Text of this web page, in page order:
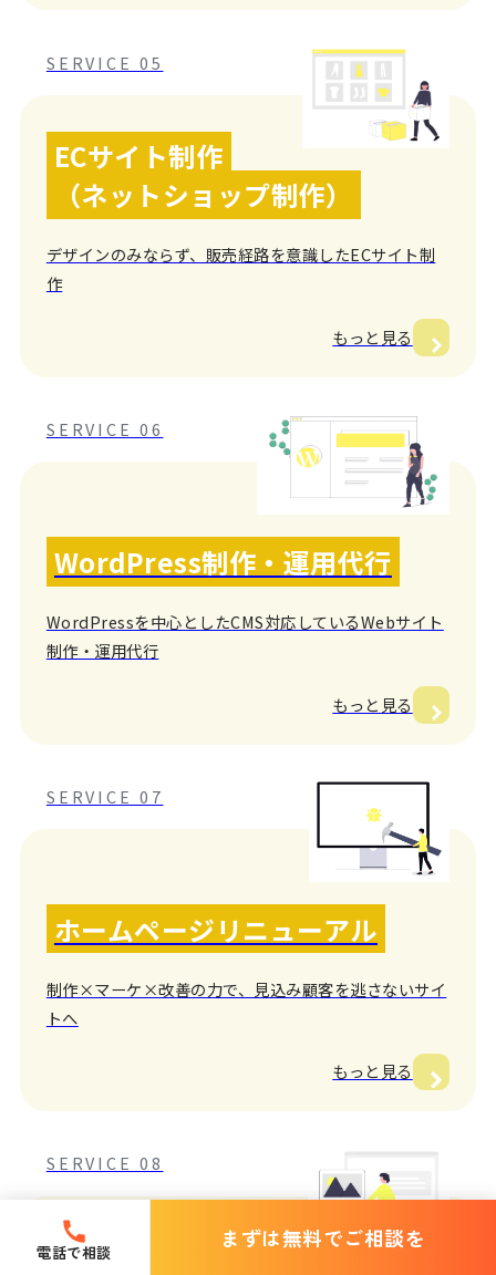
SERVICE 05
ECサイト制作
（ネットショップ制作）
デザインのみならず、販売経路を意識したECサイト制
作
もっと見る
SERVICE 06
WordPress制作・運用代行
WordPressを中心としたCMS対応しているWebサイト
制作・運用代行
もっと見る
SERVICE 07
ホームページリニューアル
制作×マーケ×改善の力で、見込み顧客を逃さないサイ
トへ
もっと見る
SERVICE 08
電話で相談
まずは無料でご相談を